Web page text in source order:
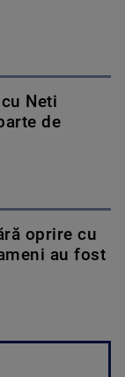
Neti
de
oprire cu
au fost